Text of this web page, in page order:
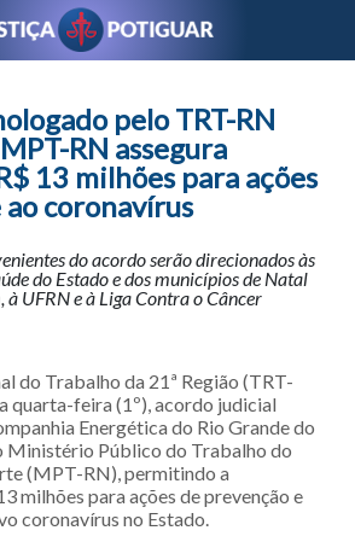
pelo TRT-RN
RN assegura
13 milhões para ações
coronavírus
do acordo serão direcionados às
do Estado e dos municípios de Natal
UFRN e à Liga Contra o Câncer
do Trabalho da 21ª Região (TRT-
quarta-feira (1º), acordo judicial
Energética do Rio Grande do
Ministério Público do Trabalho do
(MPT-RN), permitindo a
milhões para ações de prevenção e
coronavírus no Estado.